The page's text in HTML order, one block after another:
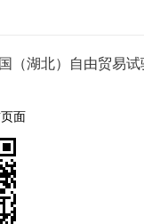
（湖北）自由贸易
面